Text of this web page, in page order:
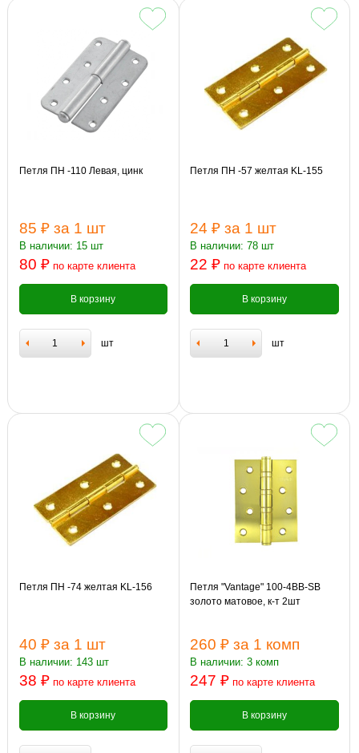
Петля ПН -110 Левая, цинк
85 ₽ за 1 шт
В наличии: 15 шт
80 ₽ по карте клиента
В корзину
шт
Петля ПН -57 желтая KL-155
24 ₽ за 1 шт
В наличии: 78 шт
22 ₽ по карте клиента
В корзину
шт
Петля ПН -74 желтая KL-156
40 ₽ за 1 шт
В наличии: 143 шт
38 ₽ по карте клиента
В корзину
Петля "Vantage" 100-4BB-SB
золото матовое, к-т 2шт
260 ₽ за 1 комп
В наличии: 3 комп
247 ₽ по карте клиента
В корзину